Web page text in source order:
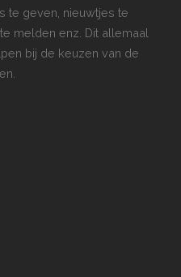
te geven, nieuwtjes te
melden enz. Dit allemaal
bij de keuzen van de